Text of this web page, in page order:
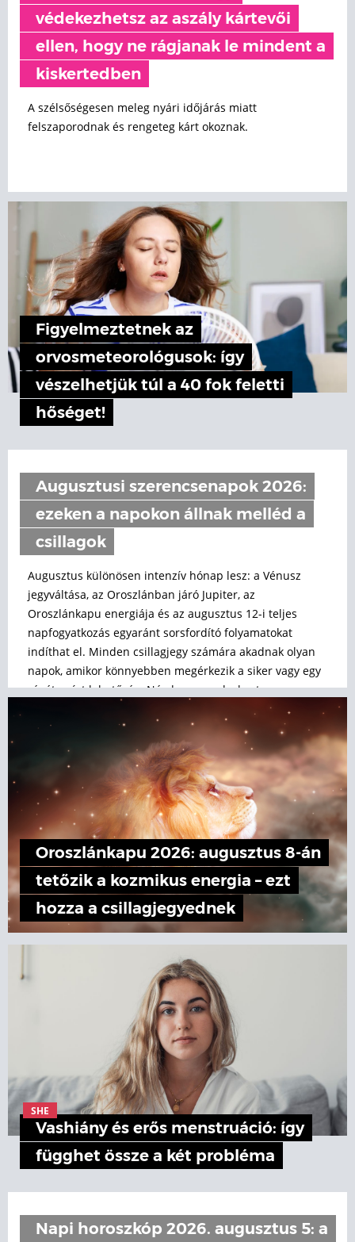
védekezhetsz az aszály kártevői
ellen, hogy ne rágjanak le mindent a
kiskertedben
A szélsőségesen meleg nyári időjárás miatt
felszaporodnak és rengeteg kárt okoznak.
Figyelmeztetnek az
orvosmeteorológusok: így
vészelhetjük túl a 40 fok feletti
hőséget!
Augusztusi szerencsenapok 2026:
ezeken a napokon állnak melléd a
csillagok
Augusztus különösen intenzív hónap lesz: a Vénusz
jegyváltása, az Oroszlánban járó Jupiter, az
Oroszlánkapu energiája és az augusztus 12-i teljes
napfogyatkozás egyaránt sorsfordító folyamatokat
indíthat el. Minden csillagjegy számára akadnak olyan
napok, amikor könnyebben megérkezik a siker vagy egy
régóta várt lehetőség. Nézd meg, melyek a te
Oroszlánkapu 2026: augusztus 8-án
tetőzik a kozmikus energia – ezt
hozza a csillagjegyednek
SHE
Vashiány és erős menstruáció: így
függhet össze a két probléma
Napi horoszkóp 2026. augusztus 5: a